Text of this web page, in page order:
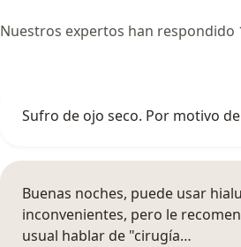
Nuestros expertos han respondido
Sufro de ojo seco. Por motivo
Buenas noches, puede usar
inconvenientes, pero le
usual hablar de "cirugía…